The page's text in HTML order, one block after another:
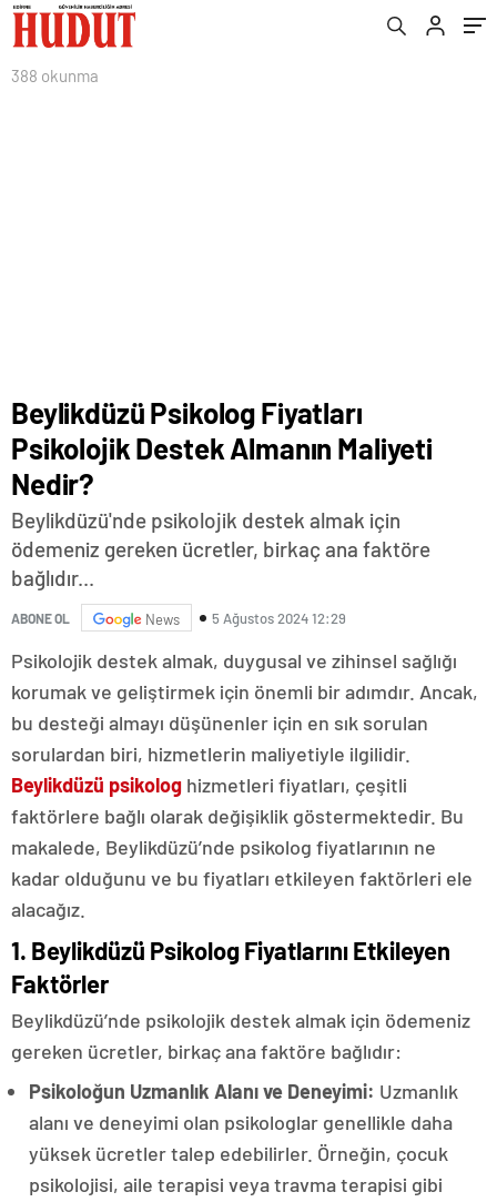
388 okunma
Beylikdüzü Psikolog Fiyatları
Psikolojik Destek Almanın Maliyeti
Nedir?
Beylikdüzü'nde psikolojik destek almak için
ödemeniz gereken ücretler, birkaç ana faktöre
bağlıdır...
ABONE OL News 5 Ağustos 2024 12:29
Psikolojik destek almak, duygusal ve zihinsel sağlığı
korumak ve geliştirmek için önemli bir adımdır. Ancak,
bu desteği almayı düşünenler için en sık sorulan
sorulardan biri, hizmetlerin maliyetiyle ilgilidir.
Beylikdüzü psikolog hizmetleri fiyatları, çeşitli
faktörlere bağlı olarak değişiklik göstermektedir. Bu
makalede, Beylikdüzü’nde psikolog fiyatlarının ne
kadar olduğunu ve bu fiyatları etkileyen faktörleri ele
alacağız.
1. Beylikdüzü Psikolog Fiyatlarını Etkileyen
Faktörler
Beylikdüzü’nde psikolojik destek almak için ödemeniz
gereken ücretler, birkaç ana faktöre bağlıdır:
Psikoloğun Uzmanlık Alanı ve Deneyimi: Uzmanlık
alanı ve deneyimi olan psikologlar genellikle daha
yüksek ücretler talep edebilirler. Örneğin, çocuk
psikolojisi, aile terapisi veya travma terapisi gibi